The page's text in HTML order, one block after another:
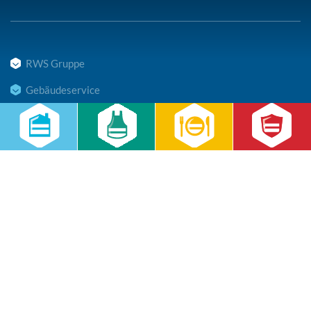
RWS Gruppe
Gebäudeservice
Hauswirtschaft
Cateringservice